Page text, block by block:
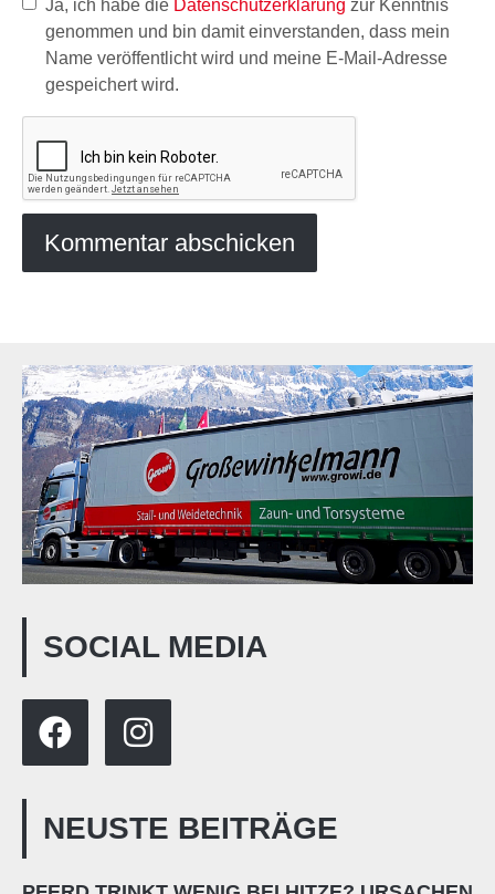
Ja, ich habe die Datenschutzerklärung zur Kenntnis
genommen und bin damit einverstanden, dass mein
Name veröffentlicht wird und meine E-Mail-Adresse
gespeichert wird.
SOCIAL MEDIA
NEUSTE BEITRÄGE